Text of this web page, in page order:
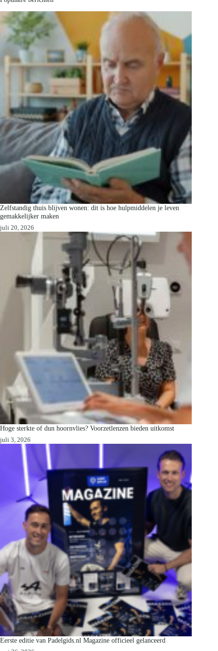
Zelfstandig thuis blijven wonen: dit is hoe hulpmiddelen je leven
gemakkelijker maken
juli 20, 2026
Hoge sterkte of dun hoornvlies? Voorzetlenzen bieden uitkomst
juli 3, 2026
Eerste editie van Padelgids.nl Magazine officieel gelanceerd